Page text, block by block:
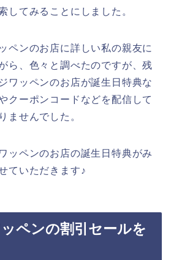
してみることにしました。
ペンのお店に詳しい私の親友に
ら、色々と調べたのですが、残
ワッペンのお店が誕生日特典な
クーポンコードなどを配信して
ませんでした。
ッペンのお店の誕生日特典がみ
ていただきます♪
ペンの割引セールを